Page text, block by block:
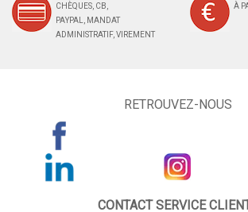
CHÈQUES, CB,
PAYPAL, MANDAT
ADMINISTRATIF, VIREMENT
À
RETROUVEZ-NOUS
CONTACT SERVICE